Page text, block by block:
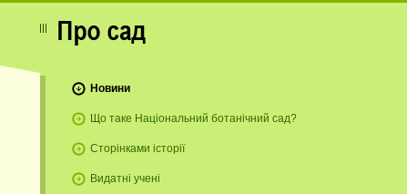
Новини
Що таке Національний ботанічний сад?
Сторінками історії
Видатні учені